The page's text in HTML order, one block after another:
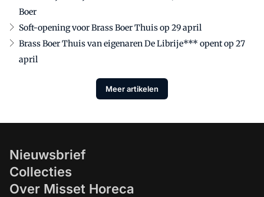
Boer
Soft-opening voor Brass Boer Thuis op 29 april
Brass Boer Thuis van eigenaren De Librije*** opent op 27
april
Meer artikelen
Nieuwsbrief
Collecties
Over Misset Horeca